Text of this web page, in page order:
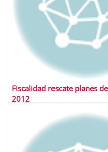
Fiscalidad rescate planes
2012